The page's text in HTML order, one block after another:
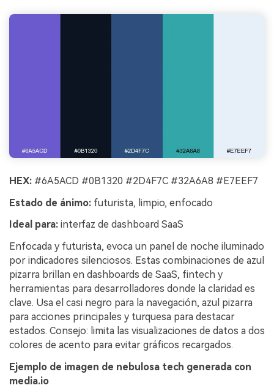
HEX: #6A5ACD #0B1320 #2D4F7C #32A6A8 #E7EEF7
Estado de ánimo: futurista, limpio, enfocado
Ideal para: interfaz de dashboard SaaS
Enfocada y futurista, evoca un panel de noche iluminado
por indicadores silenciosos. Estas combinaciones de azul
pizarra brillan en dashboards de SaaS, fintech y
herramientas para desarrolladores donde la claridad es
clave. Usa el casi negro para la navegación, azul pizarra
para acciones principales y turquesa para destacar
estados. Consejo: limita las visualizaciones de datos a dos
colores de acento para evitar gráficos recargados.
Ejemplo de imagen de nebulosa tech generada con
media.io